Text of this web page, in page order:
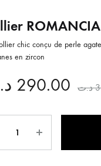
D’HABIBA
chic conçu de perle
en zircon
290.00 د.ت